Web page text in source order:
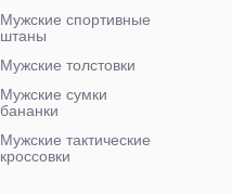
Мужские спортивные
штаны
Мужские толстовки
Мужские сумки
бананки
Мужские тактические
кроссовки